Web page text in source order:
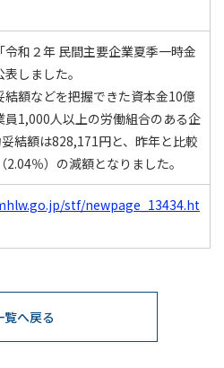
和２年 民間主要企業夏季一時金
しました。
結額などを把握できた資本金10億
員1,000人以上の労働組合のある企
結額は828,171円と、昨年と比較
2.04％）の減額となりました。
stf/newpage_13434.ht
覧へ戻る